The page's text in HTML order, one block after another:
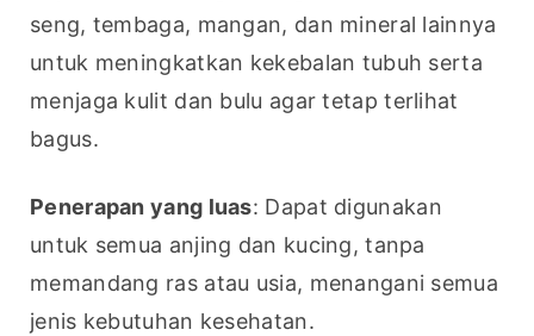
seng, tembaga, mangan, dan mineral lainnya
untuk meningkatkan kekebalan tubuh serta
menjaga kulit dan bulu agar tetap terlihat
bagus.
Penerapan yang luas: Dapat digunakan
untuk semua anjing dan kucing, tanpa
memandang ras atau usia, menangani semua
jenis kebutuhan kesehatan.